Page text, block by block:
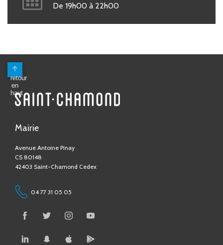
De 19h00 à 22h00
Mairie
Avenue Antoine Pinay
04 77 31 05 05